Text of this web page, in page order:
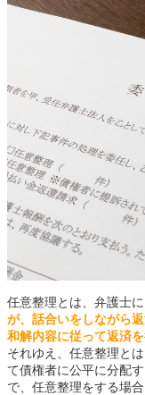
任意整理とは、弁護士
が、話合いをしながら
和解内容に従って返済
それゆえ、任意整理と
て債権者に公平に分配
で、任意整理をする場